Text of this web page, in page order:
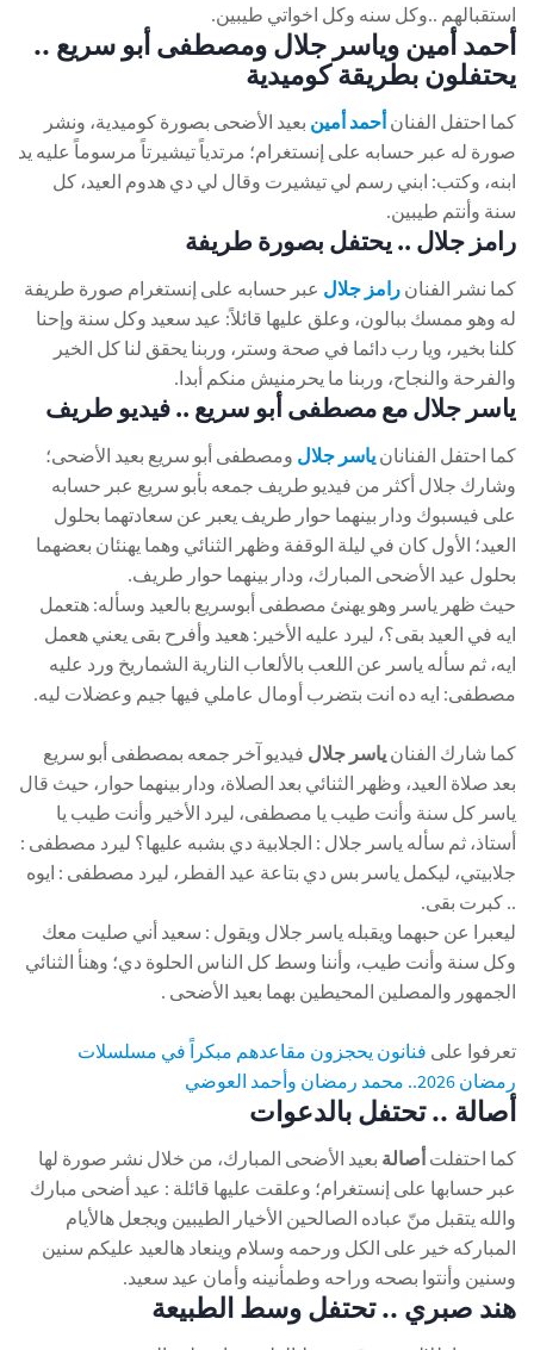
استقبالهم ..وكل سنه وكل اخواتي طيبين.
أحمد أمين وياسر جلال ومصطفى أبو سريع ..
يحتفلون بطريقة كوميدية
كما احتفل الفنانأحمد أمين بعيد الأضحى بصورة كوميدية، ونشر
صورة له عبر حسابه على إنستغرام؛ مرتدياً تيشيرتاً مرسوماً عليه يد
ابنه، وكتب: ابني رسم لي تيشيرت وقال لي دي هدوم العيد، كل
سنة وأنتم طيبين.
رامز جلال .. يحتفل بصورة طريفة
كما نشر الفنان رامز جلال عبر حسابه على إنستغرام صورة طريفة
له وهو ممسك ببالون، وعلق عليها قائلاً: عيد سعيد وكل سنة وإحنا
كلنا بخير، ويا رب دائما في صحة وستر، وربنا يحقق لنا كل الخير
والفرحة والنجاح، وربنا ما يحرمنيش منكم أبدا.
ياسر جلال مع مصطفى أبو سريع .. فيديو طريف
كما احتفل الفنانان ياسر جلال ومصطفى أبو سريع بعيد الأضحى؛
وشارك جلال أكثر من فيديو طريف جمعه بأبو سريع عبر حسابه
على فيسبوك ودار بينهما حوار طريف يعبر عن سعادتهما بحلول
العيد؛ الأول كان في ليلة الوقفة وظهر الثنائي وهما يهنئان بعضهما
بحلول عيد الأضحى المبارك، ودار بينهما حوار طريف.
حيث ظهر ياسر وهو يهنئ مصطفى أبوسريع بالعيد وسأله: هتعمل
ايه في العيد بقى؟، ليرد عليه الأخير: هعيد وأفرح بقى يعني هعمل
ايه، ثم سأله ياسر عن اللعب بالألعاب النارية الشماريخ ورد عليه
مصطفى: ايه ده انت بتضرب أومال عاملي فيها جيم وعضلات ليه.
كما شارك الفنان ياسر جلال فيديو آخر جمعه بمصطفى أبو سريع
بعد صلاة العيد، وظهر الثنائي بعد الصلاة، ودار بينهما حوار، حيث قال
ياسر كل سنة وأنت طيب يا مصطفى، ليرد الأخير وأنت طيب يا
أستاذ، ثم سأله ياسر جلال : الجلابية دي بشبه عليها؟ ليرد مصطفى :
جلابيتي، ليكمل ياسر بس دي بتاعة عيد الفطر، ليرد مصطفى : ايوه
.. كبرت بقى.
ليعبرا عن حبهما ويقبله ياسر جلال ويقول : سعيد أني صليت معك
وكل سنة وأنت طيب، وأننا وسط كل الناس الحلوة دي؛ وهنأ الثنائي
الجمهور والمصلين المحيطين بهما بعيد الأضحى .
تعرفوا على فنانون يحجزون مقاعدهم مبكراً في مسلسلات
رمضان 2026.. محمد رمضان وأحمد العوضي
أصالة .. تحتفل بالدعوات
كما احتفلتأصالة بعيد الأضحى المبارك، من خلال نشر صورة لها
عبر حسابها على إنستغرام؛ وعلقت عليها قائلة : عيد أضحى مبارك
والله يتقبل منّ عباده الصالحين الأخيار الطيبين ويجعل هالأيام
المباركه خير على الكل ورحمه وسلام وينعاد هالعيد عليكم سنين
وسنين وأنتوا بصحه وراحه وطمأنينه وأمان عيد سعيد.
هند صبري .. تحتفل وسط الطبيعة